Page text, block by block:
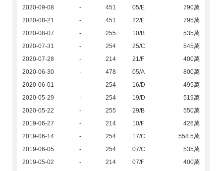
2020-09-08 - 451 05/E
790萬
2020-08-21
- 451 22/E
795萬
2020-08-07
- 255 10/B
535萬
2020-07-31
- 254 25/C
545萬
2020-07-28
- 214 21/F
400萬
2020-06-30
- 478 05/A
800萬
2020-06-01
- 254 16/D
495萬
2020-05-29
- 254 19/D
519萬
2020-05-22
- 255 29/B
550萬
2019-06-27
- 214 10/F
426萬
2019-06-14
- 254 17/C
558.5萬
2019-06-05
- 254 07/C
535萬
2019-05-02
- 214 07/F
400萬